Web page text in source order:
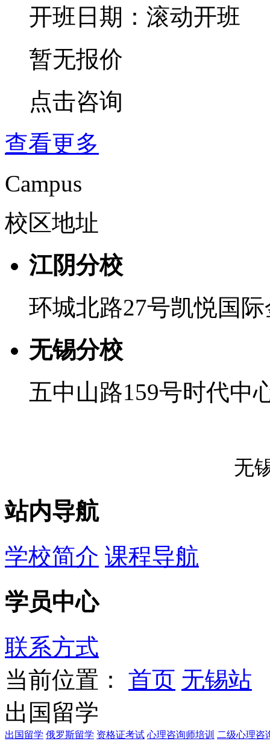
开班日期：滚动开班
暂无报价
点击咨询
查看更多
Campus
校区地址
江阴分校
环城北路27号凯悦国
无锡分校
五中山路159号时代中
无
站内导航
学校简介 课程导航
学员中心
联系方式
当前位置：
首页 无锡站
出国留学
出国留学 俄罗斯留学 资格证考试 心理咨询师培训 二级心理咨